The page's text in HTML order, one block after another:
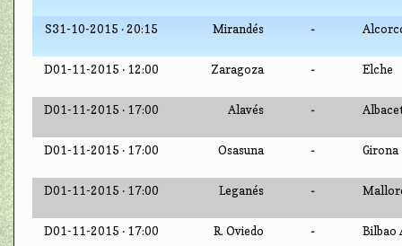
S31-10-2015 · 20:15 Mirandés -
D01-11-2015 · 12:00 Zaragoza - Elche
D01-11-2015 · 17:00 Alavés -
D01-11-2015 · 17:00 Osasuna - Girona
D01-11-2015 · 17:00 Leganés -
D01-11-2015 · 17:00 R. Oviedo - Bilbao